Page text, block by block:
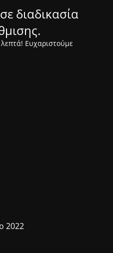
διαδικασία
λεπτά! Ευχαριστούμε
2022